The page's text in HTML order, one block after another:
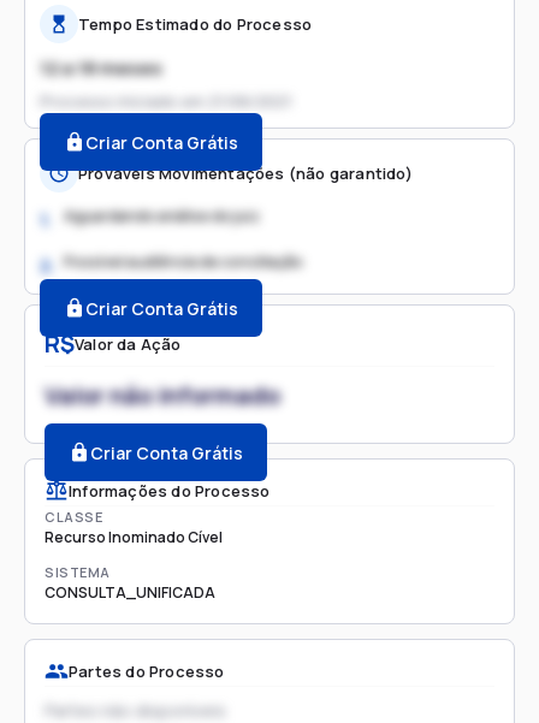
R$Valor da Ação
Valor não informado
Criar Conta Grátis
Informações do Processo
CLASSE
Recurso Inominado Cível
SISTEMA
CONSULTA_UNIFICADA
Partes do Processo
Partes não disponíveis
Tempo Estimado do Processo
12 a 18 meses
Processo iniciado em
Criar Conta Grátis
Prováveis Movimentações (não garantido)
1. Aguardando análise do juiz
2. Possível audiência de conciliação
Criar Conta Grátis